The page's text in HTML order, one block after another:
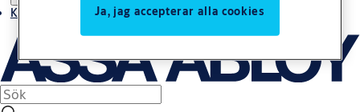
Kontakta oss Ja, jag accepterar alla cookies